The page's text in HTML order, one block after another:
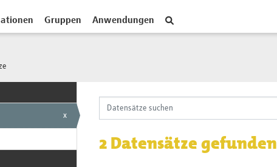
Gruppen Anwendungen
x
2 Datensätze gefunden